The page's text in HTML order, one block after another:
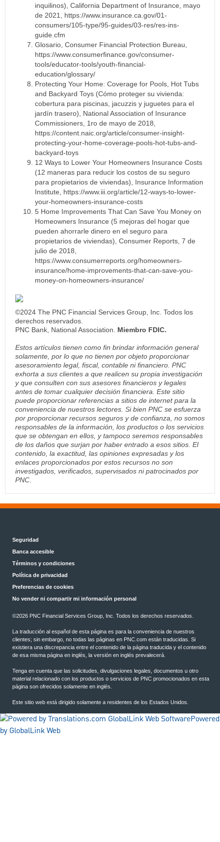
inquilinos), California Department of Insurance, mayo
de 2021, https://www.insurance.ca.gov/01-
consumers/105-type/95-guides/03-res/res-ins-
guide.cfm
Glosario, Consumer Financial Protection Bureau,
https://www.consumerfinance.gov/consumer-
tools/educator-tools/youth-financial-
education/glossary/
Protecting Your Home: Coverage for Pools, Hot Tubs
and Backyard Toys (Cómo proteger su vivienda:
cobertura para piscinas, jacuzzis y juguetes para el
jardín trasero), National Association of Insurance
Commissioners, 1ro de mayo de 2018,
https://content.naic.org/article/consumer-insight-
protecting-your-home-coverage-pools-hot-tubs-and-
backyard-toys
12 Ways to Lower Your Homeowners Insurance Costs
(12 maneras para reducir los costos de su seguro
para propietarios de viviendas), Insurance Information
Institute, https://www.iii.org/article/12-ways-to-lower-
your-homeowners-insurance-costs
5 Home Improvements That Can Save You Money on
Homeowners Insurance (5 mejoras del hogar que
pueden ahorrarle dinero en el seguro para
propietarios de viviendas), Consumer Reports, 7 de
julio de 2018,
https://www.consumerreports.org/homeowners-
insurance/home-improvements-that-can-save-you-
money-on-homeowners-insurance/
©2024 The PNC Financial Services Group, Inc. Todos los
derechos reservados.
PNC Bank, National Association. Miembro FDIC.
Estos artículos tienen como fin brindar información general
solamente, por lo que no tienen por objeto proporcionar
asesoramiento legal, fiscal, contable ni financiero. PNC
exhorta a sus clientes a que realicen su propia investigación
y que consulten con sus asesores financieros y legales
antes de tomar cualquier decisión financiera. Este sitio
puede proporcionar referencias a sitios de internet para la
conveniencia de nuestros lectores. Si bien PNC se esfuerza
por proporcionar recursos seguros y de confianza, no somos
responsables de la información, los productos o los servicios
que se obtengan en ellos, y tampoco seremos responsables
de los daños que surjan por haber entrado a esos sitios. El
contenido, la exactitud, las opiniones expresadas y los
enlaces proporcionados por estos recursos no son
investigados, verificados, supervisados ni patrocinados por
PNC.
Seguridad
Banca accesible
Términos y condiciones
Política de privacidad
Preferencias de cookies
No vender ni compartir mi información personal
©2026 PNC Financial Services Group, Inc. Todos los derechos reservados.
La traducción al español de esta página es para la conveniencia de nuestros
clientes; sin embargo, no todas las páginas en PNC.com están traducidas. Si
existiera una discrepancia entre el contenido de la página traducida y el contenido
de esa misma página en inglés, la versión en inglés prevalecerá.
Tenga en cuenta que las solicitudes, divulgaciones legales, documentos u otro
material relacionado con los productos o servicios de PNC promocionados en esta
página son ofrecidos solamente en inglés.
Este sitio web está dirigido solamente a residentes de los Estados Unidos.
Powered
by GlobalLink Web